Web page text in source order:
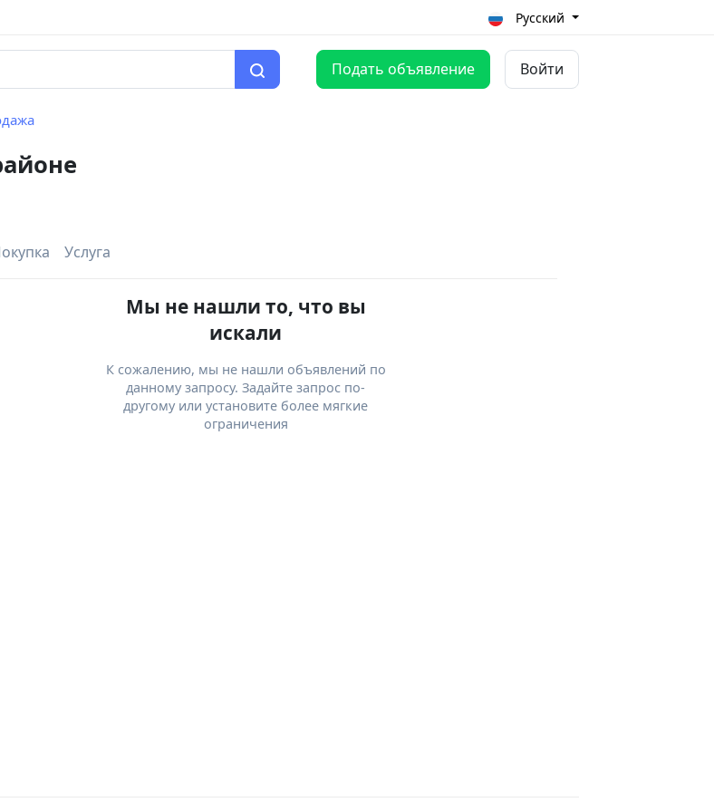
Русский
Подать объявление Войти
Услуга
Мы не нашли то, что вы
искали
К сожалению, мы не нашли объявлений по
данному запросу. Задайте запрос по-
другому или установите более мягкие
ограничения